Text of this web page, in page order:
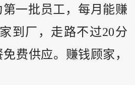
一批员工，每月能赚
到厂，走路不过20分
费供应。赚钱顾家，